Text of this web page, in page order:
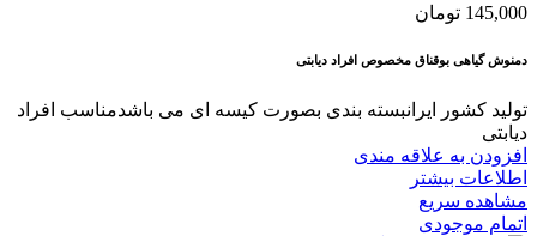
145,000 تومان
دمنوش گیاهی بوقناق مخصوص افراد دیابتی
تولید کشور ایرانبسته بندی بصورت کیسه ای می باشدمناسب افراد
دیابتی
افزودن به علاقه مندی
اطلاعات بیشتر
مشاهده سریع
اتمام موجودی